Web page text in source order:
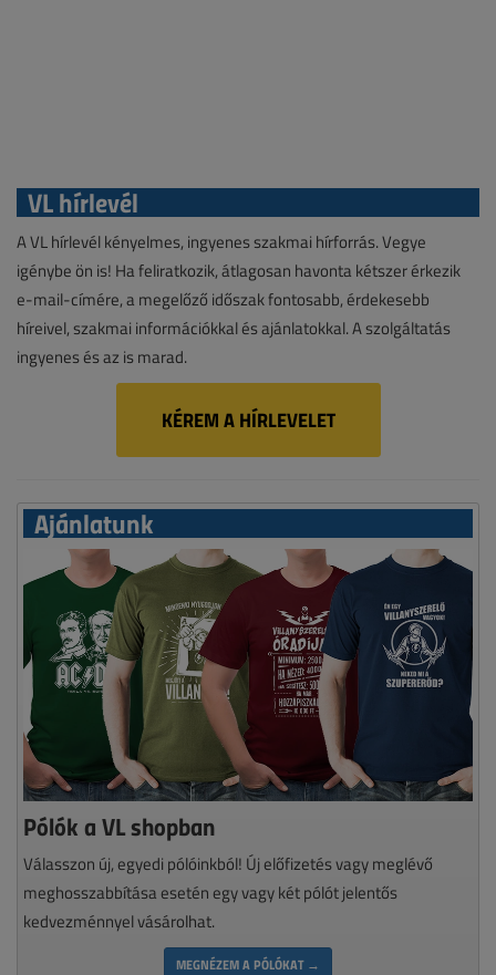
VL hírlevél
A VL hírlevél kényelmes, ingyenes szakmai hírforrás. Vegye
igénybe ön is! Ha feliratkozik, átlagosan havonta kétszer érkezik
e-mail-címére, a megelőző időszak fontosabb, érdekesebb
híreivel, szakmai információkkal és ajánlatokkal. A szolgáltatás
ingyenes és az is marad.
KÉREM A HÍRLEVELET
Ajánlatunk
Pólók a VL shopban
Válasszon új, egyedi pólóinkból! Új előfizetés vagy meglévő
meghosszabbítása esetén egy vagy két pólót jelentős
kedvezménnyel vásárolhat.
MEGNÉZEM A PÓLÓKAT →